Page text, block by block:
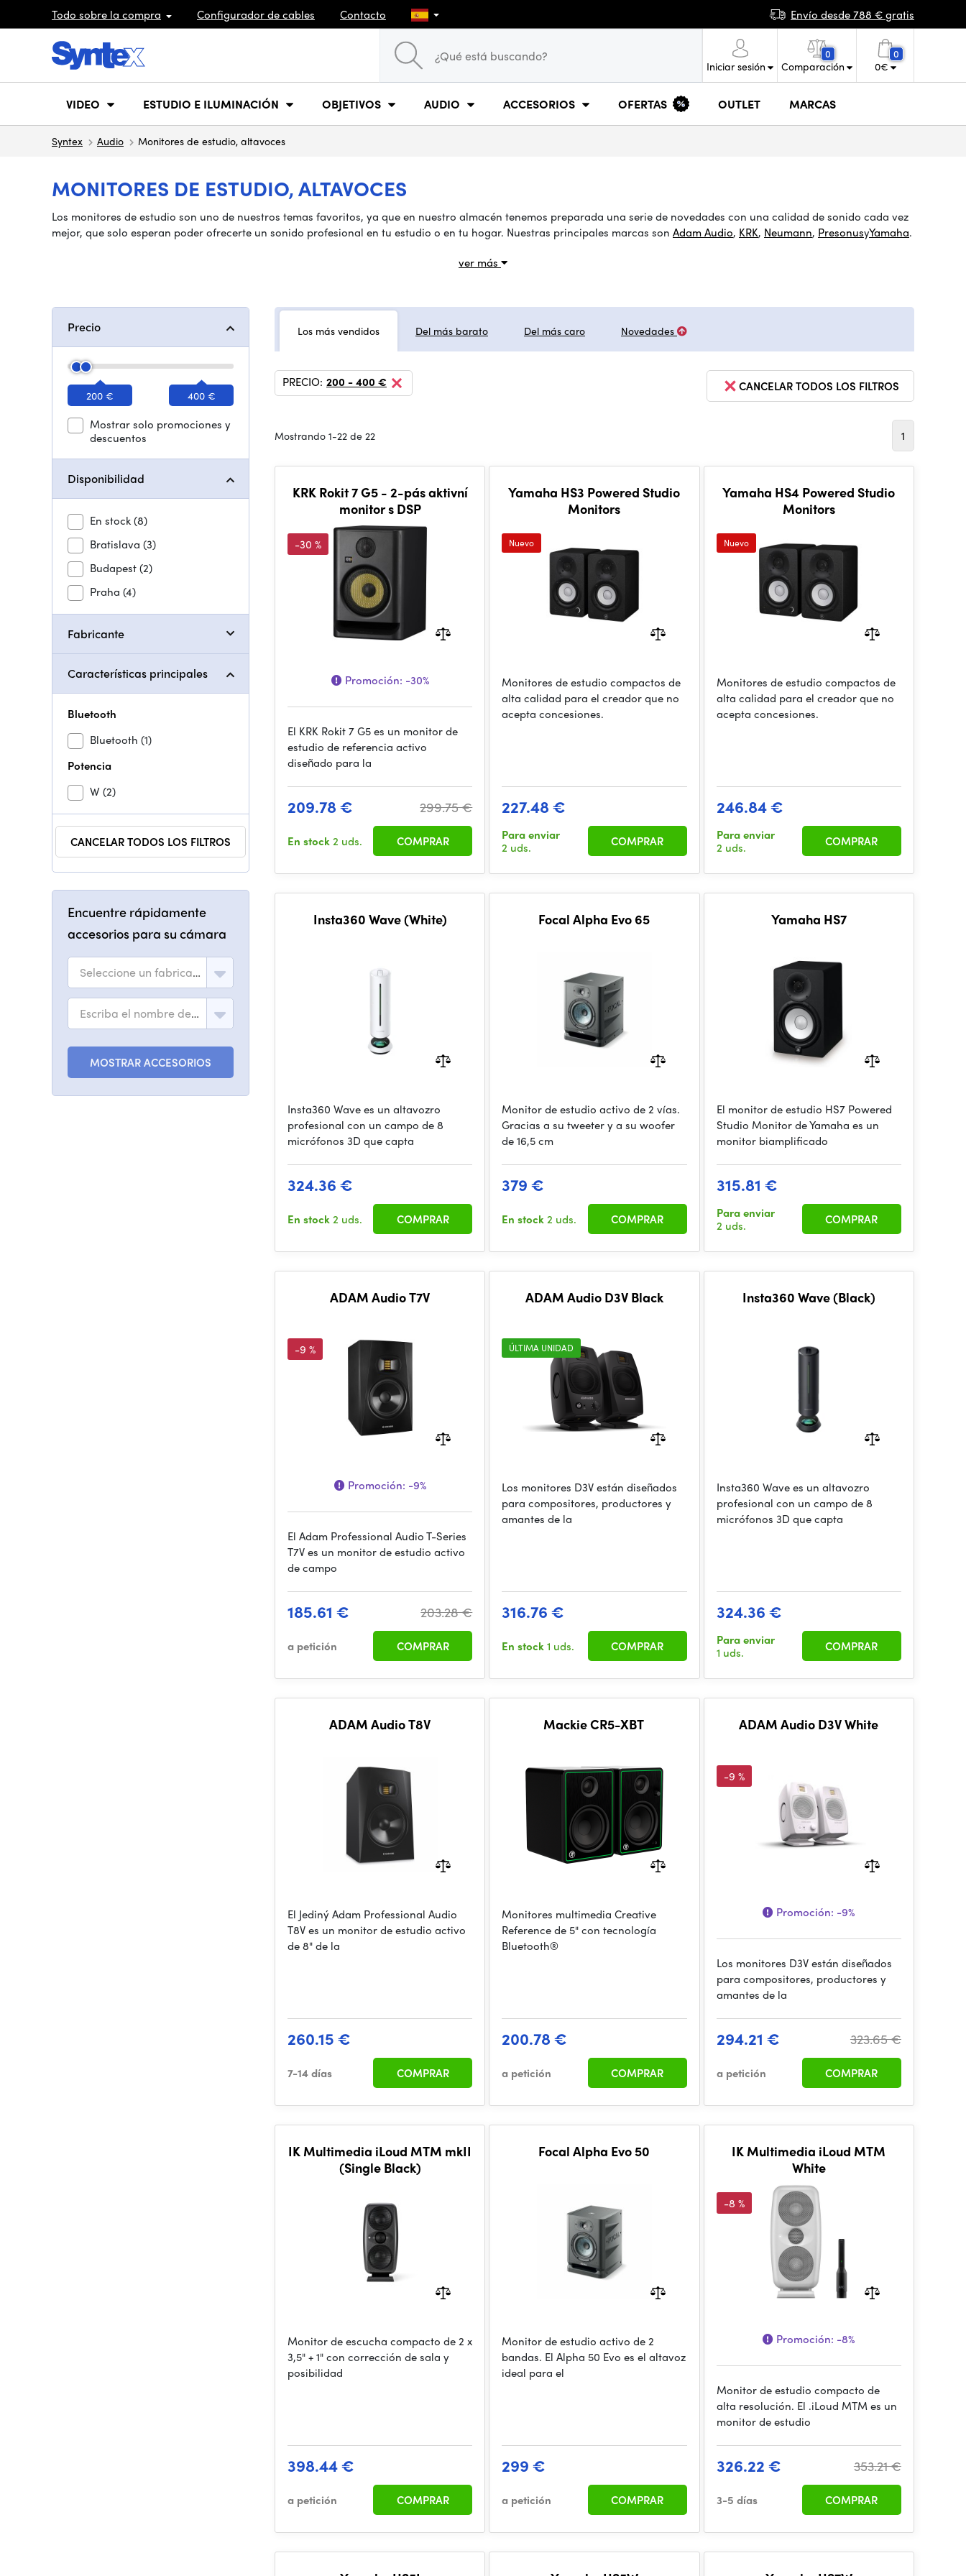
Todo sobre la compra Configurador de cables Contacto Envío desde 788 € gratis
Iniciar sesión
0
Comparación
0
0€
VIDEO ESTUDIO E ILUMINACIÓN OBJETIVOS AUDIO ACCESORIOS OFERTAS OUTLET MARCAS
Syntex Audio Monitores de estudio, altavoces
MONITORES DE ESTUDIO, ALTAVOCES
Los monitores de estudio son uno de nuestros temas favoritos, ya que en nuestro almacén tenemos preparada una serie de novedades con una calidad de sonido cada vez
mejor, que solo esperan poder ofrecerte un sonido profesional en tu estudio o en tu hogar. Nuestras principales marcas son Adam Audio, KRK, Neumann, PresonusyYamaha.
ver más
Precio
200 € 400 €
Mostrar solo promociones y
descuentos
Disponibilidad
En stock(8)
Bratislava (3)
Budapest(2)
Praha (4)
Fabricante
Características principales
Bluetooth
Bluetooth (1)
Potencia
W(2)
CANCELAR TODOS LOS FILTROS
Encuentre rápidamente
accesorios para su cámara
Seleccione un fabricante
Escriba el nombre del modelo
MOSTRAR ACCESORIOS
Los más vendidos Del más barato Del más caro Novedades
CANCELAR TODOS LOS FILTROS
PRECIO: 200 - 400 €
Mostrando 1-22 de 22 1
KRK Rokit 7 G5 - 2-pás aktivní
monitor s DSP
-30 %
Promoción: -30%
El KRK Rokit 7 G5 es un monitor de
estudio de referencia activo
diseñado para la
209.78 € 299.75 €
En stock2 uds. COMPRAR
Yamaha HS3 Powered Studio
Monitors
Nuevo
Monitores de estudio compactos de
alta calidad para el creador que no
acepta concesiones.
227.48 €
Para enviar
2 uds.
COMPRAR
Yamaha HS4 Powered Studio
Monitors
Nuevo
Monitores de estudio compactos de
alta calidad para el creador que no
acepta concesiones.
246.84 €
Para enviar
2 uds.
COMPRAR
Insta360 Wave (White)
Insta360 Wave es un altavozro
profesional con un campo de 8
micrófonos 3D que capta
324.36 €
En stock2 uds. COMPRAR
Focal Alpha Evo 65
Monitor de estudio activo de 2 vías.
Gracias a su tweeter y a su woofer
de 16,5 cm
379 €
En stock2 uds. COMPRAR
Yamaha HS7
El monitor de estudio HS7 Powered
Studio Monitor de Yamaha es un
monitor biamplificado
315.81 €
Para enviar
2 uds.
COMPRAR
ADAM Audio T7V
-9 %
Promoción: -9%
El Adam Professional Audio T-Series
T7V es un monitor de estudio activo
de campo
185.61 € 203.28 €
a petición COMPRAR
ADAM Audio D3V Black
ÚLTIMA UNIDAD
Los monitores D3V están diseñados
para compositores, productores y
amantes de la
316.76 €
En stock1 uds. COMPRAR
Insta360 Wave (Black)
Insta360 Wave es un altavozro
profesional con un campo de 8
micrófonos 3D que capta
324.36 €
Para enviar
1 uds.
COMPRAR
ADAM Audio T8V
El Jediný Adam Professional Audio
T8V es un monitor de estudio activo
de 8" de la
260.15 €
7-14 días COMPRAR
Mackie CR5-XBT
Monitores multimedia Creative
Reference de 5" con tecnología
Bluetooth®
200.78 €
a petición COMPRAR
ADAM Audio D3V White
-9 %
Promoción: -9%
Los monitores D3V están diseñados
para compositores, productores y
amantes de la
294.21 € 323.65 €
a petición COMPRAR
IK Multimedia iLoud MTM mkII
(Single Black)
Monitor de escucha compacto de 2 x
3,5" + 1" con corrección de sala y
posibilidad
398.44 €
a petición COMPRAR
Focal Alpha Evo 50
Monitor de estudio activo de 2
bandas. El Alpha 50 Evo es el altavoz
ideal para el
299 €
a petición COMPRAR
IK Multimedia iLoud MTM
White
-8 %
Promoción: -8%
Monitor de estudio compacto de
alta resolución. El .iLoud MTM es un
monitor de estudio
326.22 € 353.21 €
3-5 días COMPRAR